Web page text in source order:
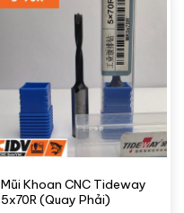
Mũi Khoan CNC Tideway
5x70R (Quay Phải)